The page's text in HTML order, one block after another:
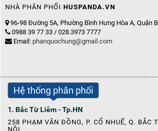
NHÀ PHÂN PHỐI HUSPANDA.VN
96-98 Đường 5A, Phường Bình Hưng Hòa A, Quận
0988 39 77 33 / 028.3973 7777
Email: phanquochung@gmail.com
Hệ thống phân phối
1. Bắc Từ Liêm - Tp.HN
258 PHẠM VĂN ĐỒNG, P. CỔ NHUẾ, Q. BẮC
NỘI